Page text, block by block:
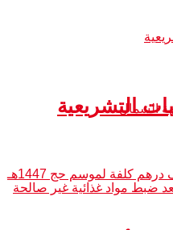
التشريعية